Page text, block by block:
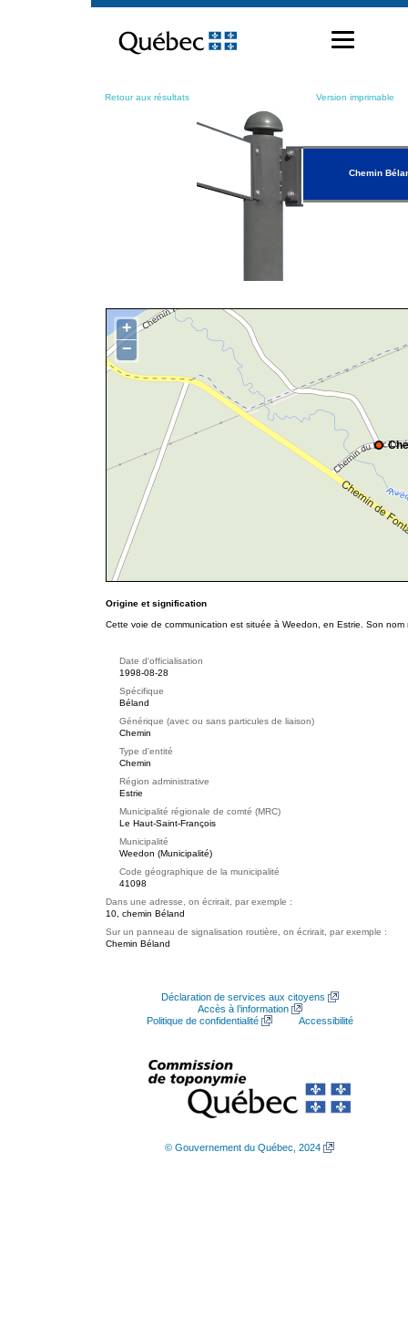
contenu
Retour aux résultats Version imprimable
Chemin
+
−
Origine et signification
Cette voie de communication est située à Weedon, en Estrie. Son
Date d'officialisation
1998-08-28
Spécifique
Béland
Générique (avec ou sans particules de liaison)
Chemin
Type d'entité
Chemin
Région administrative
Estrie
Municipalité régionale de comté (MRC)
Le Haut-Saint-François
Municipalité
Weedon (Municipalité)
Code géographique de la municipalité
41098
Dans une adresse, on écrirait, par exemple :
10, chemin Béland
Sur un panneau de signalisation routière, on écrirait, par exemple :
Chemin Béland
Déclaration de services aux citoyens
Accès à l’information
Politique de confidentialité
Accessibilité
© Gouvernement du Québec, 2024